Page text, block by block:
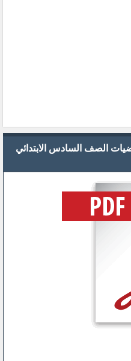
الصف السادس الابتدائي